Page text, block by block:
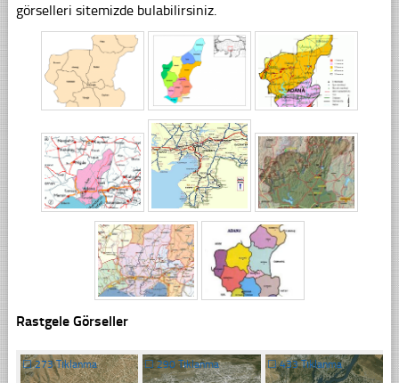
görselleri sitemizde bulabilirsiniz.
Rastgele Görseller
☐273 Tıklanma ☐290 Tıklanma ☐433 Tıklanma